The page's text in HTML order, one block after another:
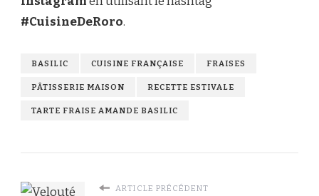
#CuisineDeRoro.
BASILIC CUISINE FRANÇAISE FRAISES
PÂTISSERIE MAISON RECETTE ESTIVALE
TARTE FRAISE AMANDE BASILIC
ARTICLE PRÉCÉDENT